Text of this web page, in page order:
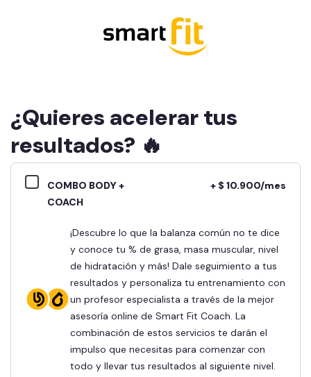
¿Quieres acelerar tus
resultados? 🔥
COMBO BODY +
COACH
+ $ 10.900/mes
¡Descubre lo que la balanza común no te dice
y conoce tu % de grasa, masa muscular, nivel
de hidratación y más! Dale seguimiento a tus
resultados y personaliza tu entrenamiento con
un profesor especialista a través de la mejor
asesoría online de Smart Fit Coach. La
combinación de estos servicios te darán el
impulso que necesitas para comenzar con
todo y llevar tus resultados al siguiente nivel.